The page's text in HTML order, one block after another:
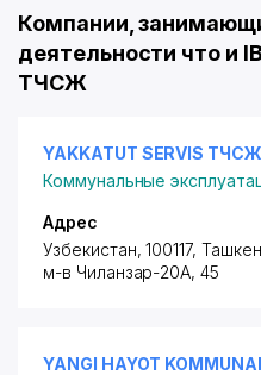
Компании,
деятельности что и
ТЧСЖ
YAKKATUT SERVIS ТЧСЖ
Коммунальные
Адрес
Узбекистан, 100117,
м-в Чиланзар-20А, 45
YANGI HAYOT